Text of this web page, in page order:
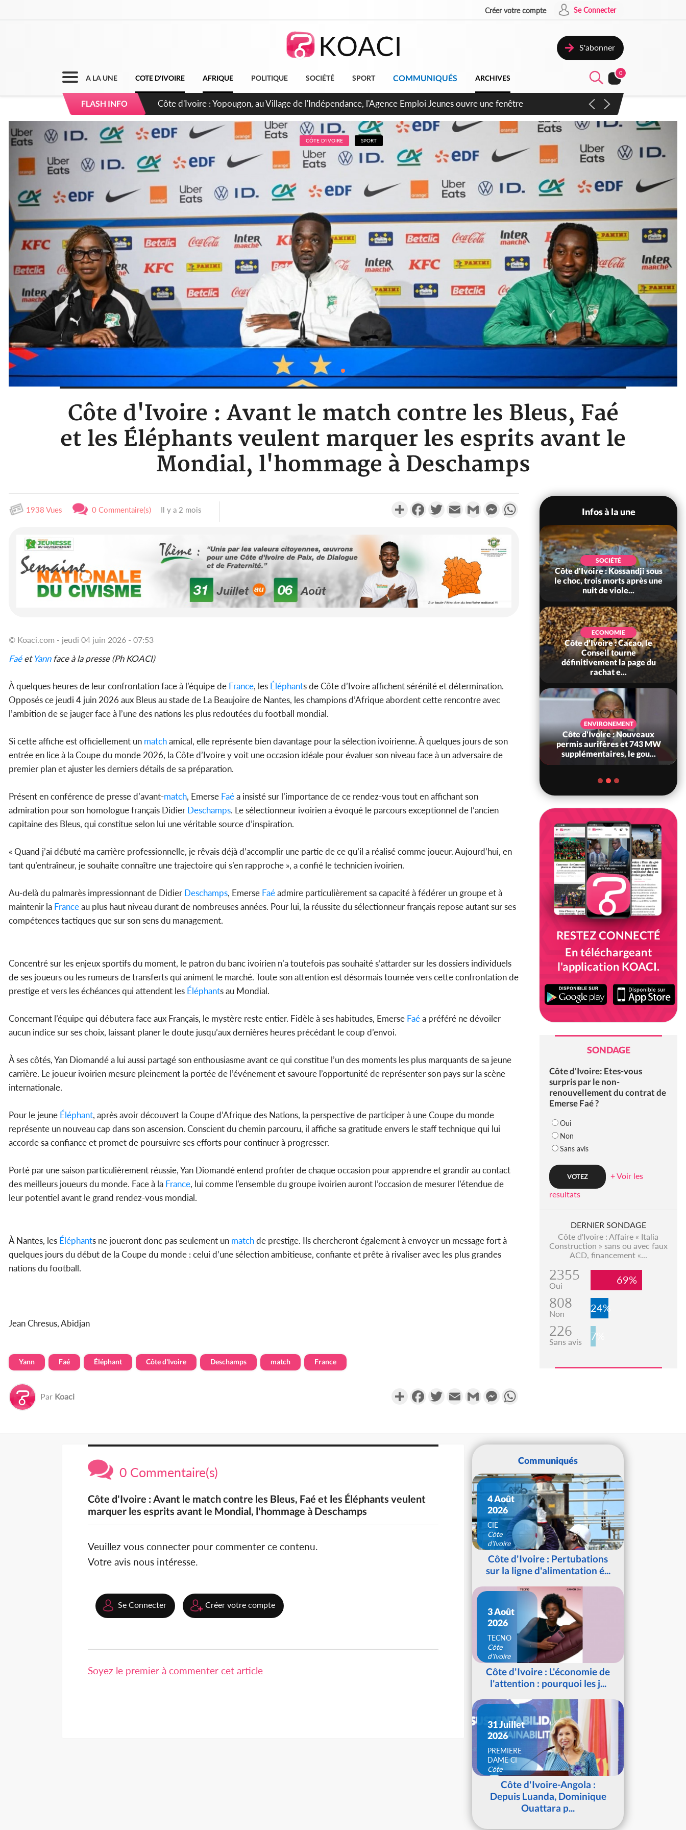
Créer votre compte Se Connecter
S'abonner
A LA UNE COTE D'IVOIRE AFRIQUE POLITIQUE SOCIÉTÉ SPORT COMMUNIQUÉS ARCHIVES
0
FLASH INFO
Côte d'Ivoire : CHU de Treichville, après la fronde, les agents contractuels obtiennent un accord avec la
direction sur les arriérés du SMIG 2023
CÔTE D'IVOIRE SPORT
Côte d'Ivoire : Avant le match contre les Bleus, Faé
et les Éléphants veulent marquer les esprits avant le
Mondial, l'hommage à Deschamps
1938 Vues 0 Commentaire(s) Il y a 2 mois PartagerFacebookTwitterEmail Gmail MessengerWhatsApp
© Koaci.com - jeudi 04 juin 2026 - 07:53
FaéetYannface à la presse (Ph KOACI)
À quelques heures de leur confrontation face à l’équipe de France, les Éléphants de Côte d’Ivoire affichent sérénité et détermination.
Opposés ce jeudi 4 juin 2026 aux Bleus au stade de La Beaujoire de Nantes, les champions d’Afrique abordent cette rencontre avec
l’ambition de se jauger face à l’une des nations les plus redoutées du football mondial.
Si cette affiche est officiellement un matchamical, elle représente bien davantage pour la sélection ivoirienne. À quelques jours de son
entrée en lice à la Coupe du monde 2026, la Côte d’Ivoire y voit une occasion idéale pour évaluer son niveau face à un adversaire de
premier plan et ajuster les derniers détails de sa préparation.
Présent en conférence de presse d’avant-match, Emerse Faéa insisté sur l’importance de ce rendez-vous tout en affichant son
admiration pour son homologue français Didier Deschamps. Le sélectionneur ivoirien a évoqué le parcours exceptionnel de l’ancien
capitaine des Bleus, qui constitue selon lui une véritable source d’inspiration.
« Quand j’ai débuté ma carrière professionnelle, je rêvais déjà d’accomplir une partie de ce qu’il a réalisé comme joueur. Aujourd’hui, en
tant qu’entraîneur, je souhaite connaître une trajectoire qui s’en rapproche », a confié le technicien ivoirien.
Au-delà du palmarès impressionnant de Didier Deschamps, Emerse Faéadmire particulièrement sa capacité à fédérer un groupe et à
maintenir la Franceau plus haut niveau durant de nombreuses années. Pour lui, la réussite du sélectionneur français repose autant sur ses
compétences tactiques que sur son sens du management.
Concentré sur les enjeux sportifs du moment, le patron du banc ivoirien n’a toutefois pas souhaité s’attarder sur les dossiers individuels
de ses joueurs ou les rumeurs de transferts qui animent le marché. Toute son attention est désormais tournée vers cette confrontation de
prestige et vers les échéances qui attendent les Éléphants au Mondial.
Concernant l’équipe qui débutera face aux Français, le mystère reste entier. Fidèle à ses habitudes, Emerse Faéa préféré ne dévoiler
aucun indice sur ses choix, laissant planer le doute jusqu’aux dernières heures précédant le coup d’envoi.
À ses côtés, Yan Diomandé a lui aussi partagé son enthousiasme avant ce qui constitue l’un des moments les plus marquants de sa jeune
carrière. Le joueur ivoirien mesure pleinement la portée de l’événement et savoure l’opportunité de représenter son pays sur la scène
internationale.
Pour le jeune Éléphant, après avoir découvert la Coupe d’Afrique des Nations, la perspective de participer à une Coupe du monde
représente un nouveau cap dans son ascension. Conscient du chemin parcouru, il affiche sa gratitude envers le staff technique qui lui
accorde sa confiance et promet de poursuivre ses efforts pour continuer à progresser.
Porté par une saison particulièrement réussie, Yan Diomandé entend profiter de chaque occasion pour apprendre et grandir au contact
des meilleurs joueurs du monde. Face à la France, lui comme l’ensemble du groupe ivoirien auront l’occasion de mesurer l’étendue de
leur potentiel avant le grand rendez-vous mondial.
À Nantes, les Éléphants ne joueront donc pas seulement un matchde prestige. Ils chercheront également à envoyer un message fort à
quelques jours du début de la Coupe du monde : celui d’une sélection ambitieuse, confiante et prête à rivaliser avec les plus grandes
nations du football.
Jean Chresus, Abidjan
Yann Faé Éléphant Côte d'Ivoire Deschamps match France
Par Koaci PartagerFacebookTwitterEmail Gmail Messenger
Infos à la une
POLITIQUE
Côte d'Ivoire : Indépendance
2026, Yopougon coeur
battant de la célébration...
sanitaire, le gouvernement
modernise ses structures...
SOCIÉTÉ
Côte d'Ivoire : Kossandji sous
le choc, trois morts après une
nuit de viole...
ECONOMIE
Côte d'Ivoire : Cacao, le
Conseil tourne
définitivement la page du
rachat e...
ENVIRONEMENT
Côte d'Ivoire : Nouveaux
permis aurifères et 743 MW
supplémentaires, le gou...
RESTEZ CONNECTÉ
En téléchargeant
l'application KOACI.
SONDAGE
Côte d'Ivoire: Etes-vous
surpris par le non-
renouvellement du contrat de
Emerse Faé ?
Oui
Non
Sans avis
+ Voir les
resultats
DERNIER SONDAGE
Côte d'Ivoire : Affaire « Italia
Construction » sans ou avec faux
ACD, financement «...
2355
Oui 69%
808
Non 24%
226
Sans avis 7%
0 Commentaire(s)
Côte d'Ivoire : Avant le match contre les Bleus, Faé et les Éléphants veulent
marquer les esprits avant le Mondial, l'hommage à Deschamps
Veuillez vous connecter pour commenter ce contenu.
Votre avis nous intéresse.
Se Connecter Créer votre compte
Soyez le premier à commenter cet article
Communiqués
4 Août
2026
CIE
Côte
d'Ivoire
Côte d'Ivoire : Pertubations
sur la ligne d'alimentation é...
3 Août
2026
TECNO
Côte
d'Ivoire
Côte d'Ivoire : L'économie de
l'attention : pourquoi les j...
31 Juillet
2026
PREMIERE
DAME CI
Côte
d'IvoireCôte d'Ivoire-Angola :
Depuis Luanda, Dominique
Ouattara p...